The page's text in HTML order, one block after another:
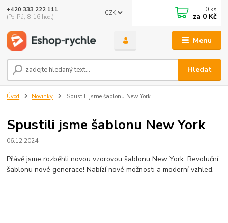
Menu
CZK
Hledat
+420 333 222 111
(Po-Pá, 8-16 hod.)
0 ks
za 0 Kč
Úvod Novinky Spustili jsme šablonu New York
Spustili jsme šablonu New York
06.12.2024
Přávě jsme rozběhli novou vzorovou šablonu New York. Revoluční
šablonu nové generace! Nabízí nové možnosti a moderní vzhled.
🤖 Eshop-rychle AI Chatbot
DEMO ukázka integrace Chaterimo do platformy eshop-